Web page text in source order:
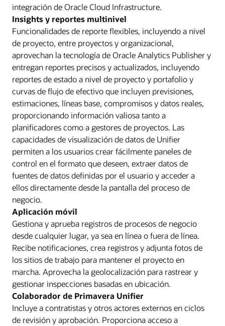
integración de Oracle Cloud Infrastructure.
Insights y reportes multinivel
Funcionalidades de reporte flexibles, incluyendo a nivel
de proyecto, entre proyectos y organizacional,
aprovechan la tecnología de Oracle Analytics Publisher y
entregan reportes precisos y actualizados, incluyendo
reportes de estado a nivel de proyecto y portafolio y
curvas de flujo de efectivo que incluyen previsiones,
estimaciones, líneas base, compromisos y datos reales,
proporcionando información valiosa tanto a
planificadores como a gestores de proyectos. Las
capacidades de visualización de datos de Unifier
permiten a los usuarios crear fácilmente paneles de
control en el formato que deseen, extraer datos de
fuentes de datos definidas por el usuario y acceder a
ellos directamente desde la pantalla del proceso de
negocio.
Aplicación móvil
Gestiona y aprueba registros de procesos de negocio
desde cualquier lugar, ya sea en línea o fuera de línea.
Recibe notificaciones, crea registros y adjunta fotos de
los sitios de trabajo para mantener el proyecto en
marcha. Aprovecha la geolocalización para rastrear y
gestionar inspecciones basadas en ubicación.
Colaborador de Primavera Unifier
Incluye a contratistas y otros actores externos en ciclos
de revisión y aprobación. Proporciona acceso a